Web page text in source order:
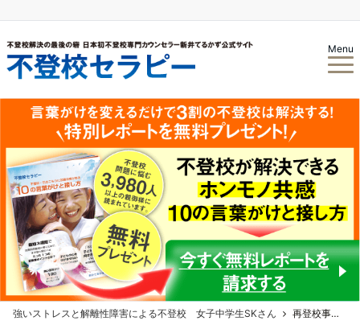
Menu
強いストレスと解離性障害による不登校 女子中学生SKさん 再登校事例 強いストレスと解離性障害による不登校 女子中学生SKさん Vol.22 本当に日に日によくなっていく